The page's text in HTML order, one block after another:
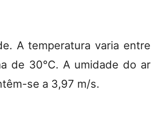
A temperatura varia entre
de 30°C. A umidade do ar
se a 3,97 m/s.